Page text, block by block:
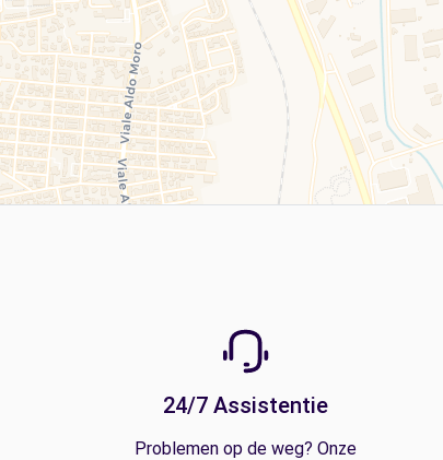
24/7 Assistentie
Problemen op de weg? Onze